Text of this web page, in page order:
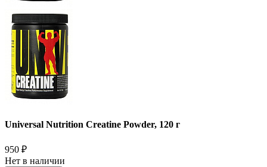
Universal Nutrition Creatine Powder, 120 г
950 ₽
Нет в наличии